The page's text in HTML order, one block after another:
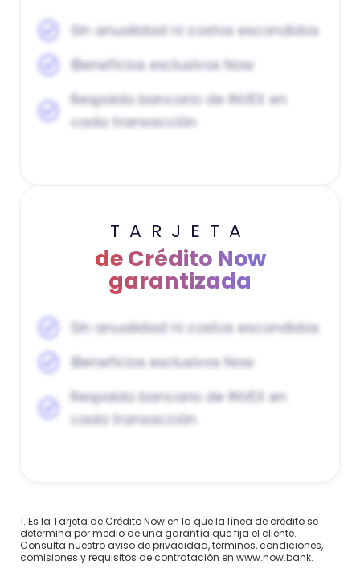
Sin anualidad ni costos escondidos
iBeneficios exclusivos Now
Respaldo bancario de INVEX en
cada transacción
TARJETA
de Crédito Now
garantizada
Sin anualidad ni costos escondidos
iBeneficios exclusivos Now
Respaldo bancario de INVEX en
cada transacción
1. Es la Tarjeta de Crédito Now en la que la línea de crédito se
determina por medio de una garantía que fija el cliente.
Consulta nuestro aviso de privacidad, términos, condiciones,
comisiones y requisitos de contratación en www.now.bank.